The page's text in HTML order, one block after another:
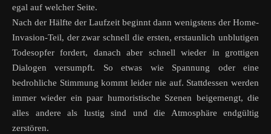
egal auf welcher Seite.
Nach der Hälfte der Laufzeit beginnt dann wenigstens der Home-
Invasion-Teil, der zwar schnell die ersten, erstaunlich unblutigen
Todesopfer fordert, danach aber schnell wieder in grottigen
Dialogen versumpft. So etwas wie Spannung oder eine
bedrohliche Stimmung kommt leider nie auf. Stattdessen werden
immer wieder ein paar humoristische Szenen beigemengt, die
alles andere als lustig sind und die Atmosphäre endgültig
zerstören.